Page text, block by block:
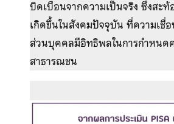
บิดเบือนจากความเป็นจริง ซึ่งสะท้
เกิดขึ้นในสังคมปัจจุบัน ที่ความเชื่
ส่วนบุคคลมีอิทธิพลในการกำหนด
สาธารณชน